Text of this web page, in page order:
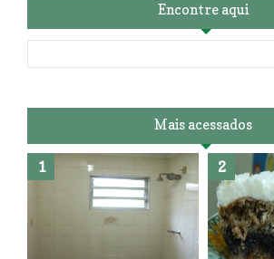
Encontre aqui
Mais acessados